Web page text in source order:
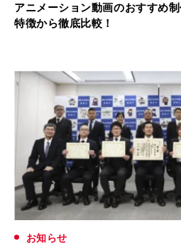
アニメーション動画のおすすめ
特徴から徹底比較！
お知らせ